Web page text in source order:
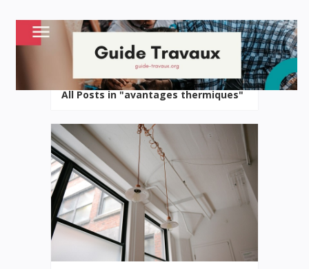
All Posts in "avantages thermiques"